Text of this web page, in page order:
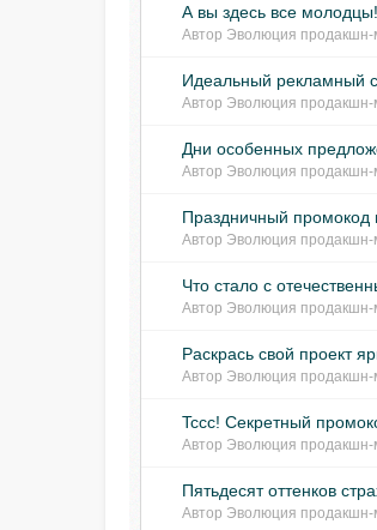
А вы здесь все молодцы!
Автор Эволюция продакшн-
Идеальный рекламный
Автор Эволюция продакшн-
Дни особенных
Автор Эволюция продакшн-
Праздничный промокод
Автор Эволюция продакшн-
Что стало с
Автор Эволюция продакшн-
Раскрась свой проект
Автор Эволюция продакшн-
Tccc! Секретный
Автор Эволюция продакшн-
Пятьдесят оттенков
Автор Эволюция продакшн-